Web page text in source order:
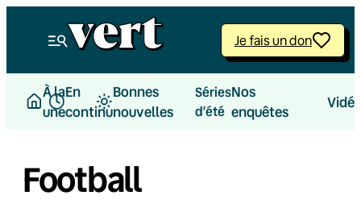
Je fais un don
À la
une
En
continu
Bonnes
nouvelles
Séries
d’été
Nos
enquêtes
Football